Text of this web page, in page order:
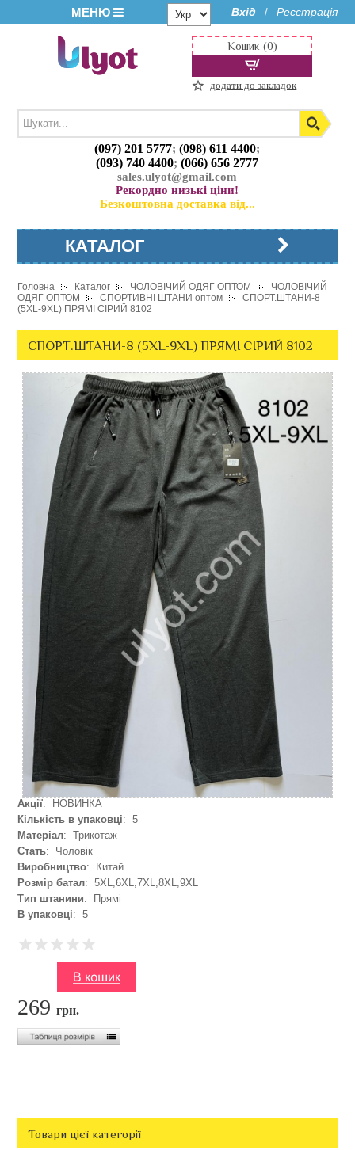
МЕНЮ Вхід / Реєстрація
(097) 201 5777;(098) 611 4400;
(093) 740 4400;(066) 656 2777
sales.ulyot@gmail.com
Рекордно низькі ціни!
Безкоштовна доставка від...
Кошик (0)
додати до закладок
КАТАЛОГ
Головна Каталог ЧОЛОВІЧИЙ ОДЯГ ОПТОМ
ЧОЛОВІЧИЙ
ОДЯГ ОПТОМ
СПОРТИВНІ ШТАНИ оптом
СПОРТ.ШТАНИ-8
(5XL-9XL) ПРЯМІ СІРИЙ 8102
СПОРТ.ШТАНИ-8 (5XL-9XL) ПРЯМІ СІРИЙ 8102
Акції: НОВИНКА
Кількість в упаковці: 5
Матеріал: Трикотаж
Стать: Чоловік
Виробництво: Китай
Розмір батал: 5XL,6XL,7XL,8XL,9XL
Тип штанини: Прямі
В упаковці: 5
269грн.
Товари цієї категорії